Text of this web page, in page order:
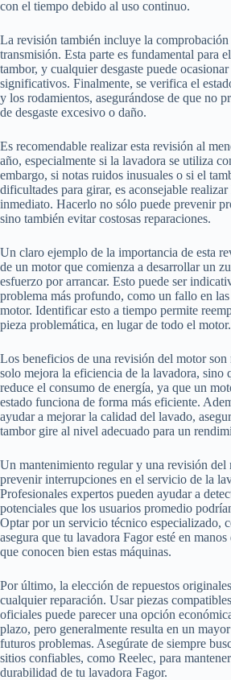
con el tiempo debido al uso continuo.
La revisión también incluye la comprobación
transmisión. Esta parte es fundamental para
tambor, y cualquier desgaste puede
significativos. Finalmente, se verifica el
y los rodamientos, asegurándose de que no
de desgaste excesivo o daño.
Es recomendable realizar esta revisión al
año, especialmente si la lavadora se utiliza
embargo, si notas ruidos inusuales o si el
dificultades para girar, es aconsejable
inmediato. Hacerlo no sólo puede prevenir
sino también evitar costosas reparaciones.
Un claro ejemplo de la importancia de esta
de un motor que comienza a desarrollar un
esfuerzo por arrancar. Esto puede ser
problema más profundo, como un fallo en
motor. Identificar esto a tiempo permite
pieza problemática, en lugar de todo el motor.
Los beneficios de una revisión del motor
solo mejora la eficiencia de la lavadora, sino
reduce el consumo de energía, ya que un
estado funciona de forma más eficiente.
ayudar a mejorar la calidad del lavado,
tambor gire al nivel adecuado para un
Un mantenimiento regular y una revisión del
prevenir interrupciones en el servicio de la
Profesionales expertos pueden ayudar a
potenciales que los usuarios promedio
Optar por un servicio técnico especializado,
asegura que tu lavadora Fagor esté en manos
que conocen bien estas máquinas.
Por último, la elección de repuestos
cualquier reparación. Usar piezas
oficiales puede parecer una opción
plazo, pero generalmente resulta en un
futuros problemas. Asegúrate de siempre
sitios confiables, como Reelec, para
durabilidad de tu lavadora Fagor.